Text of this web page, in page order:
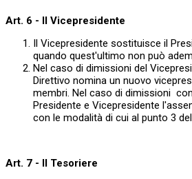
Art. 6 - Il Vicepresidente
Il Vicepresidente sostituisce il
quando quest'ultimo non può
Nel caso di dimissioni del
Direttivo nomina un nuovo
membri. Nel caso di dimissioni
Presidente e Vicepresidente
con le modalità di cui al punto 3
Art. 7 - Il Tesoriere